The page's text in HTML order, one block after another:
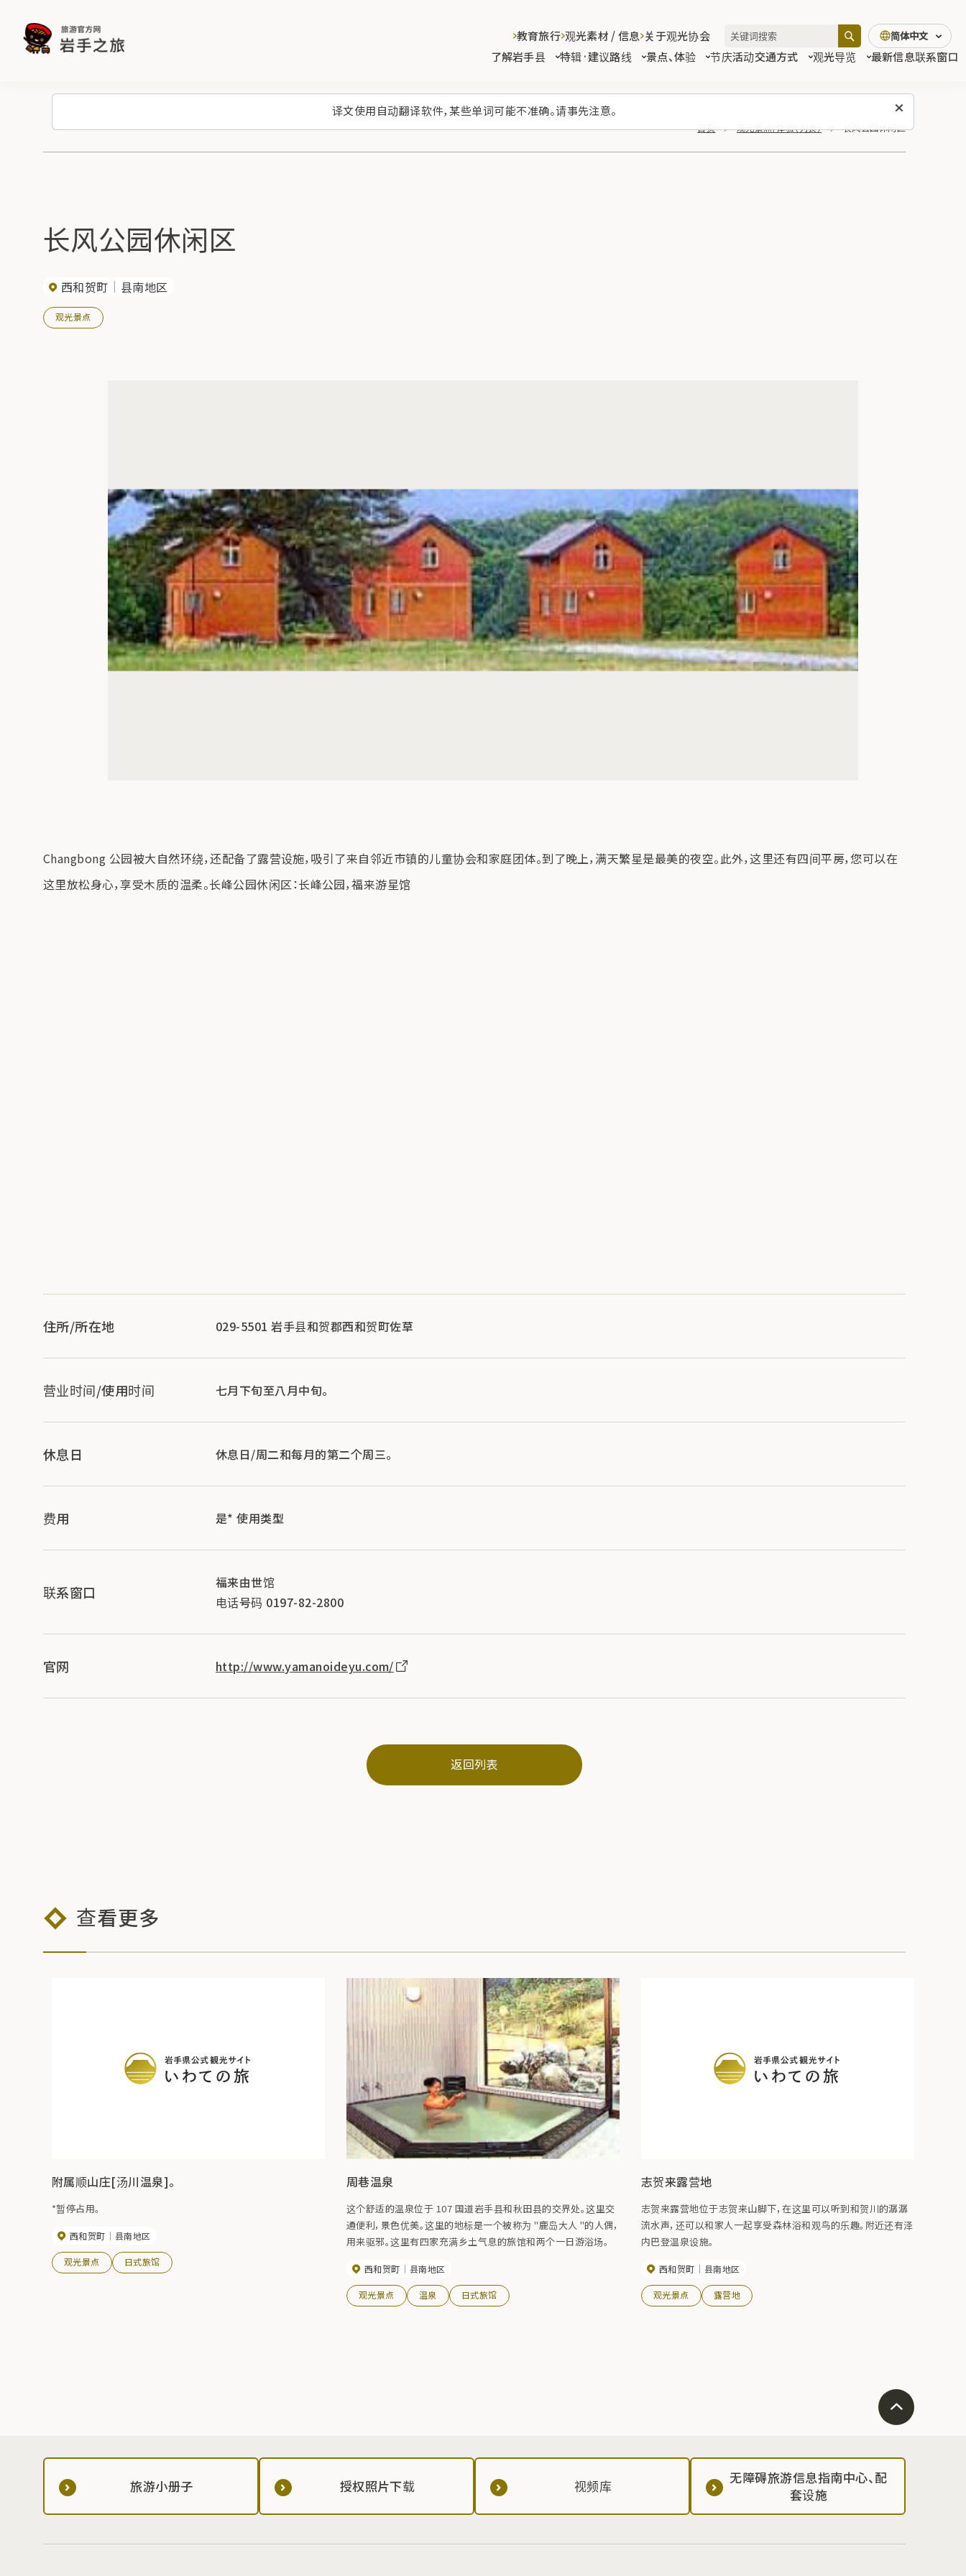
译文使用自动翻译软件，某些单词可能不准确。请事先注意。
了解岩手县 特辑·建议路线 景点、体验 节庆活动交通方式 观光导览 最新信息联系窗口
教育旅行 观光素材 / 信息 关于观光协会 简体中文
首页 观光景点/体验（列表） 长风公园休闲区
长风公园休闲区
西和贺町 县南地区
观光景点
Changbong 公园被大自然环绕，还配备了露营设施，吸引了来自邻近市镇的儿童协会和家庭团体。到了晚上，满天繁星是最美的夜空。此外，这里还有四间平房，您可以在
这里放松身心，享受木质的温柔。长峰公园休闲区：长峰公园，福来游星馆
住所/所在地 029-5501 岩手县和贺郡西和贺町佐草
营业时间/使用时间 七月下旬至八月中旬。
休息日 休息日/周二和每月的第二个周三。
费用 是* 使用类型
联系窗口
福来由世馆
电话号码 0197-82-2800
官网 http://www.yamanoideyu.com/
返回列表
查看更多
附属顺山庄[汤川温泉]。
*暂停占用。
西和贺町 县南地区
观光景点 日式旅馆
周巷温泉
这个舒适的温泉位于 107 国道岩手县和秋田县的交界处。这里交
通便利，景色优美。这里的地标是一个被称为 "鹿岛大人 "的人偶，
用来驱邪。这里有四家充满乡土气息的旅馆和两个一日游浴场。
西和贺町 县南地区
观光景点 温泉 日式旅馆
志贺来露营地
志贺来露营地位于志贺来山脚下，在这里可以听到和贺川的潺潺
流水声，还可以和家人一起享受森林浴和观鸟的乐趣。附近还有泽
内巴登温泉设施。
西和贺町 县南地区
观光景点 露营地
旅游小册子 授权照片下载 视频库
无障碍旅游信息指南中心、配
套设施